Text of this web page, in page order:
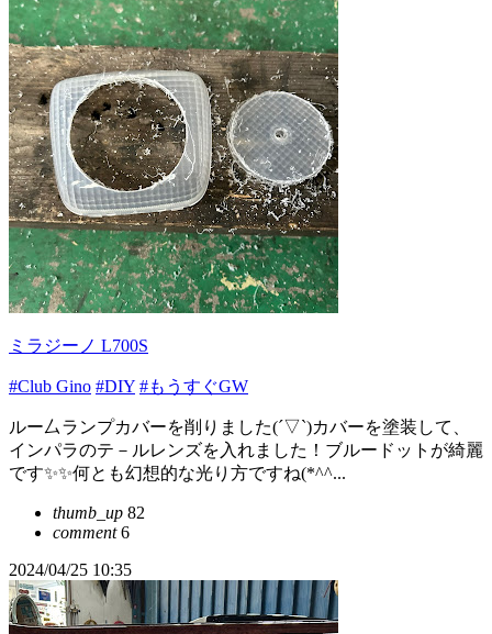
ミラジーノ L700S
#Club Gino #DIY #もうすぐGW
ルー厶ランプカバーを削りました(´▽`)カバーを塗装して、
インパラのテ－ルレンズを入れました！ブルードットが綺麗
です✨✨何とも幻想的な光り方ですね(*^^...
thumb_up 82
comment6
2024/04/25 10:35